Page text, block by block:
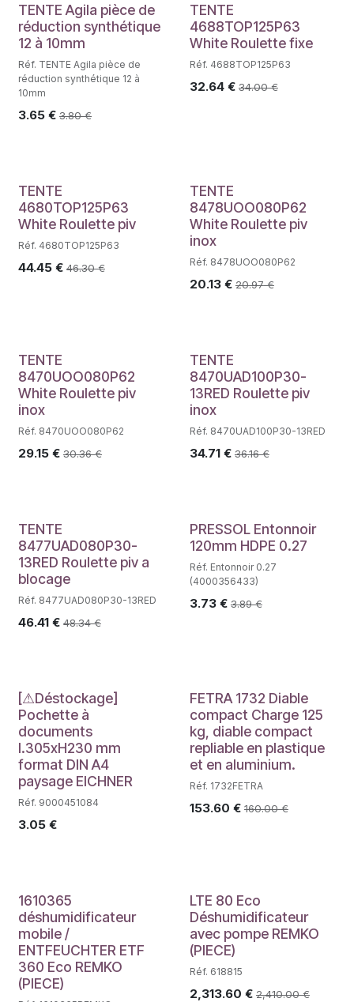
TENTE Agila pièce de
réduction synthétique
12 à 10mm
Réf. TENTE Agila pièce de
réduction synthétique 12 à
10mm
3.65 € 3.80€
TENTE
4688TOP125P63
White Roulette fixe
Réf. 4688TOP125P63
32.64€ 34.00€
TENTE
4680TOP125P63
White Roulette piv
Réf. 4680TOP125P63
44.45 € 46.30€
TENTE
8478UOO080P62
White Roulette piv
inox
Réf. 8478UOO080P62
20.13€ 20.97€
TENTE
8470UOO080P62
White Roulette piv
inox
Réf. 8470UOO080P62
29.15 € 30.36€
TENTE
8470UAD100P30-
13RED Roulette piv
inox
Réf. 8470UAD100P30-13RED
34.71€ 36.16€
TENTE
8477UAD080P30-
13RED Roulette piv a
blocage
Réf. 8477UAD080P30-13RED
46.41 € 48.34€
PRESSOL Entonnoir
120mm HDPE 0.27
Réf. Entonnoir 0.27
(4000356433)
3.73€ 3.89€
Déstockage
[⚠Déstockage]
Pochette à
documents
l.305xH230 mm
format DIN A4
paysage EICHNER
Réf. 9000451084
3.05 €
FETRA 1732 Diable
compact Charge 125
kg, diable compact
repliable en plastique
et en aluminium.
Réf. 1732FETRA
153.60 € 160.00€
1610365
déshumidificateur
mobile /
ENTFEUCHTER ETF
360 Eco REMKO
(PIECE)
LTE 80 Eco
Déshumidificateur
avec pompe REMKO
(PIECE)
Réf. 618815
2,313.60 € 2,410.00€